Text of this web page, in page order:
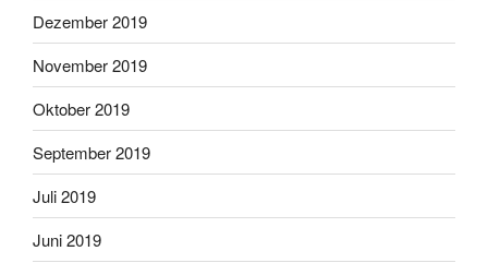
Dezember 2019
November 2019
Oktober 2019
September 2019
Juli 2019
Juni 2019